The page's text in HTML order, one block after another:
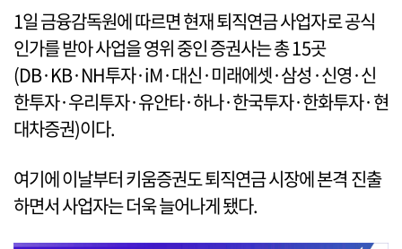
1일 금융감독원에 따르면 현재 퇴직연금 사업자로 공식
인가를 받아 사업을 영위 중인 증권사는 총 15곳
(DB·KB·NH투자·iM·대신·미래에셋·삼성·신영·신
한투자·우리투자·유안타·하나·한국투자·한화투자·현
대차증권)이다.
여기에 이날부터 키움증권도 퇴직연금 시장에 본격 진출
하면서 사업자는 더욱 늘어나게 됐다.